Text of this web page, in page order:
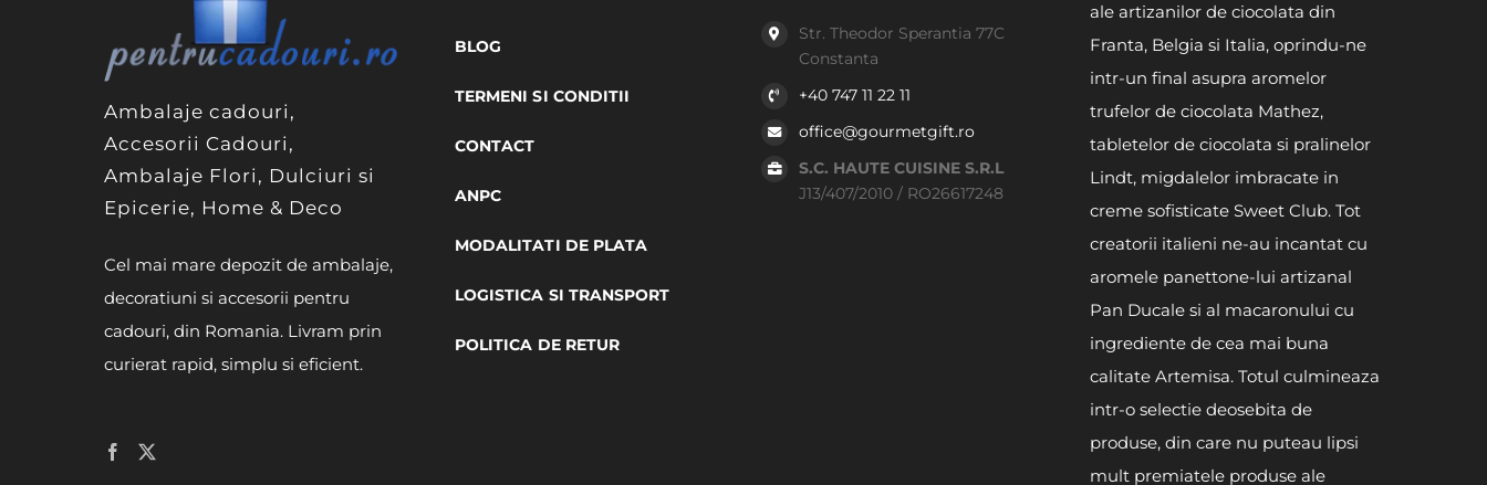
Ambalaje cadouri,
Accesorii Cadouri,
Ambalaje Flori, Dulciuri si
Epicerie, Home & Deco
Cel mai mare depozit de ambalaje,
decoratiuni si accesorii pentru
cadouri, din Romania. Livram prin
curierat rapid, simplu si eficient.
BLOG
TERMENI SI CONDITII
CONTACT
ANPC
MODALITATI DE PLATA
LOGISTICA SI TRANSPORT
POLITICA DE RETUR
Str. Theodor Sperantia 77C
Constanta
+40 747 11 22 11
office@gourmetgift.ro
S.C. HAUTE CUISINE S.R.L
J13/407/2010 / RO26617248
ale artizanilor de ciocolata din
Franta, Belgia si Italia, oprindu-ne
intr-un final asupra aromelor
trufelor de ciocolata Mathez,
tabletelor de ciocolata si pralinelor
Lindt, migdalelor imbracate in
creme sofisticate Sweet Club. Tot
creatorii italieni ne-au incantat cu
aromele panettone-lui artizanal
Pan Ducale si al macaronului cu
ingrediente de cea mai buna
calitate Artemisa. Totul culmineaza
intr-o selectie deosebita de
produse, din care nu puteau lipsi
mult premiatele produse ale